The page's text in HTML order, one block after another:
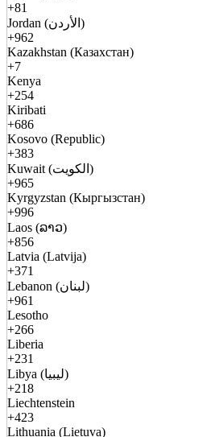
+81
Jordan (الأردن)
+962
Kazakhstan (Казахстан)
+7
Kenya
+254
Kiribati
+686
Kosovo (Republic)
+383
Kuwait (الكويت)
+965
Kyrgyzstan (Кыргызстан)
+996
Laos (ລາວ)
+856
Latvia (Latvija)
+371
Lebanon (لبنان)
+961
Lesotho
+266
Liberia
+231
Libya (ليبيا)
+218
Liechtenstein
+423
Lithuania (Lietuva)